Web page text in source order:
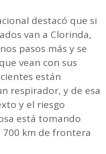
destacó que si
van a Clorinda,
pasos más y se
vean con sus
están
respirador, y de esa
y el riesgo
está tomando
km de frontera